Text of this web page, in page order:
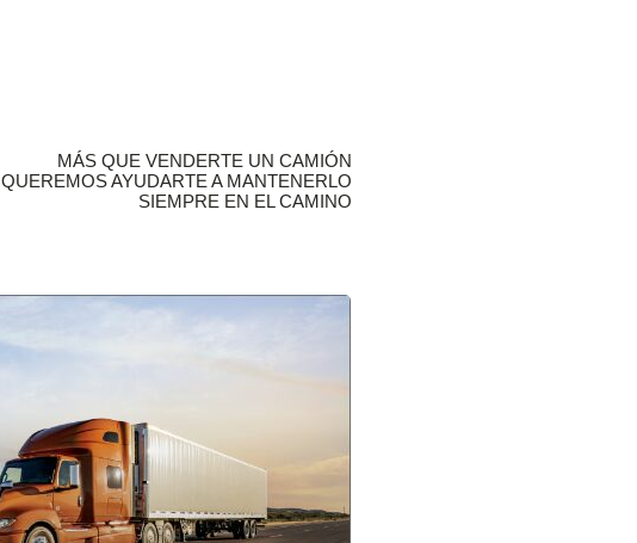
MÁS QUE VENDERTE UN CAMIÓN
QUEREMOS AYUDARTE A MANTENERLO
SIEMPRE EN EL CAMINO